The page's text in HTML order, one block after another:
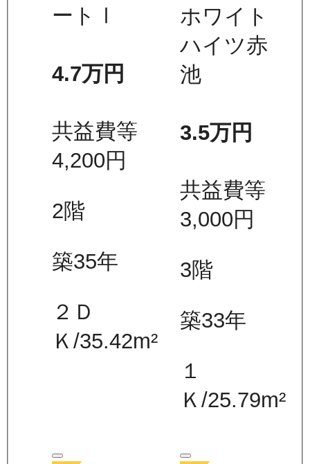
ートⅠ
4.7万円
共益費等
4,200円
2階
築35年
２Ｄ
Ｋ/35.42m²
ホワイト
ハイツ赤
池
3.5万円
共益費等
3,000円
3階
築33年
１
Ｋ /25.79m²